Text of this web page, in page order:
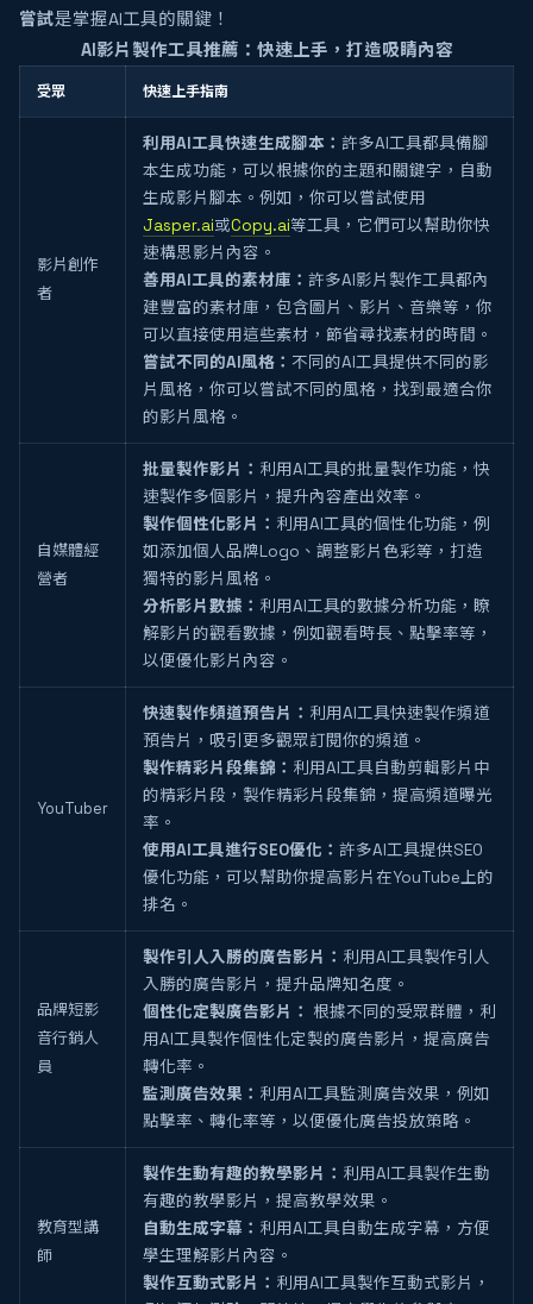
嘗試是掌握AI工具的關鍵！
AI影片製作工具推薦：快速上手，打造吸睛內容
受眾 快速上手指南
影片創作
者
利用AI工具快速生成腳本： 許多AI工具都具備腳
本生成功能，可以根據你的主題和關鍵字，自動
生成影片腳本。例如，你可以嘗試使用
Jasper.ai或Copy.ai等工具，它們可以幫助你快
速構思影片內容。
善用AI工具的素材庫： 許多AI影片製作工具都內
建豐富的素材庫，包含圖片、影片、音樂等，你
可以直接使用這些素材，節省尋找素材的時間。
嘗試不同的AI風格： 不同的AI工具提供不同的影
片風格，你可以嘗試不同的風格，找到最適合你
的影片風格。
自媒體經
營者
批量製作影片： 利用AI工具的批量製作功能，快
速製作多個影片，提升內容產出效率。
製作個性化影片： 利用AI工具的個性化功能，例
如添加個人品牌Logo、調整影片色彩等，打造
獨特的影片風格。
分析影片數據： 利用AI工具的數據分析功能，瞭
解影片的觀看數據，例如觀看時長、點擊率等，
以便優化影片內容。
YouTuber
快速製作頻道預告片： 利用AI工具快速製作頻道
預告片，吸引更多觀眾訂閱你的頻道。
製作精彩片段集錦： 利用AI工具自動剪輯影片中
的精彩片段，製作精彩片段集錦，提高頻道曝光
率。
使用AI工具進行SEO優化： 許多AI工具提供SEO
優化功能，可以幫助你提高影片在YouTube上的
排名。
品牌短影
音行銷人
員
製作引人入勝的廣告影片： 利用AI工具製作引人
入勝的廣告影片，提升品牌知名度。
個性化定製廣告影片： 根據不同的受眾群體，利
用AI工具製作個性化定製的廣告影片，提高廣告
轉化率。
監測廣告效果： 利用AI工具監測廣告效果，例如
點擊率、轉化率等，以便優化廣告投放策略。
教育型講
師
製作生動有趣的教學影片： 利用AI工具製作生動
有趣的教學影片，提高教學效果。
自動生成字幕： 利用AI工具自動生成字幕，方便
學生理解影片內容。
製作互動式影片： 利用AI工具製作互動式影片，